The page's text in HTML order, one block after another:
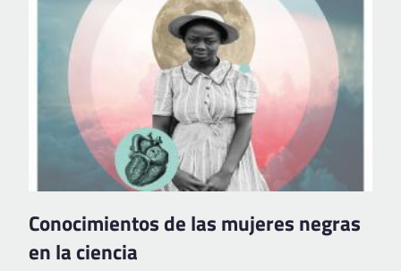
Conocimientos de las mujeres negras
en la ciencia